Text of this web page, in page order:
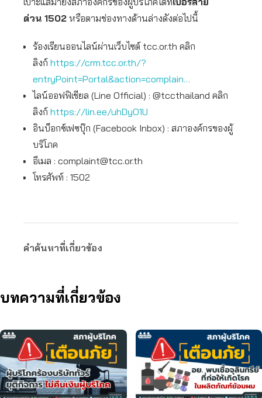
ด่วน 1502 หรือตามช่องทางด้านล่างดังต่อไปนี้
ร้องเรียนออนไลน์ผ่านเว็บไซต์ tcc.or.th คลิก
ลิงก์ https://crm.tcc.or.th/?
entryPoint=Portal&action=complain…
ไลน์ออฟฟิเชียล (Line Official) : @tccthailand คลิก
ลิงก์ https://lin.ee/uhDyO1U
อินบ็อกซ์เฟซบุ๊ก (Facebook Inbox) : สภาองค์กรของผู้
บริโภค
อีเมล : complaint@tcc.or.th
โทรศัพท์ : 1502
คำค้นหาที่เกี่ยวข้อง
บทความที่เกี่ยวข้อง